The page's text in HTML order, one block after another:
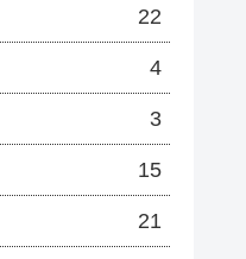
22
4
3
15
21